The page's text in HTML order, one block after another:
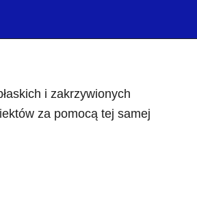
i zakrzywionych
za pomocą tej samej